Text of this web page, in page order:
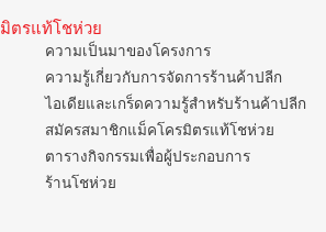
มิตรแท้โชห่วย
ความเป็นมาของโครงการ
ความรู้เกี่ยวกับการจัดการร้านค้าปลีก
ไอเดียและเกร็ดความรู้สำหรับร้านค้าปลีก
สมัครสมาชิกแม็คโครมิตรแท้โชห่วย
ตารางกิจกรรมเพื่อผู้ประกอบการ
ร้านโชห่วย